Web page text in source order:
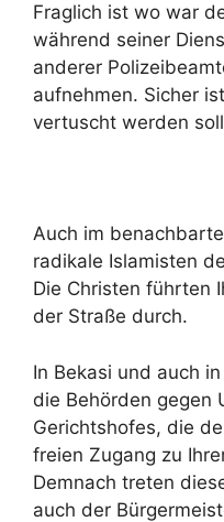
Fraglich ist wo war
während seiner
anderer
aufnehmen. Sicher
vertuscht werden
Auch im
radikale Islamisten
Die Christen führten
der Straße durch.
In Bekasi und auch
die Behörden gegen
Gerichtshofes, die
freien Zugang zu
Demnach treten
auch der